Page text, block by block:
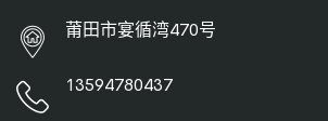
莆田市宴循湾470号
13594780437